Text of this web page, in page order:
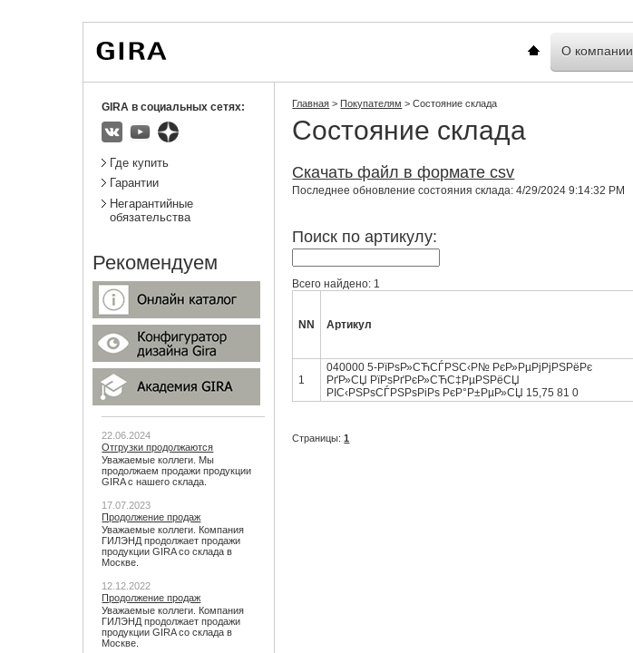
Главная
О компании
Главная > Покупателям > Состояние склада
Состояние склада
Скачать файл в формате csv
Последнее обновление состояния склада: 4/29/2024 9:14:32 PM
Поиск по артикулу:
Всего найдено: 1
NN Артикул
1
040000 5-РїРѕР»СЋСЃРЅС‹Р№ РєР»РµРјРјРЅРёРє
РґР»СЏ РїРѕРґРєР»СЋС‡РµРЅРёСЏ
РІС‹РЅРѕСЃРЅРѕРіРѕ РєР°Р±РµР»СЏ 15,75 81 0
Страницы:1
GIRA в социальных сетях:
Подразделы
Где купить
Гарантии
Негарантийные
обязательства
Рекомендуем
22.06.2024
Отгрузки продолжаются
Уважаемые коллеги. Мы
продолжаем продажи продукции
GIRA с нашего склада.
17.07.2023
Продолжение продаж
Уважаемые коллеги. Компания
ГИЛЭНД продолжает продажи
продукции GIRA со склада в
Москве.
12.12.2022
Продолжение продаж
Уважаемые коллеги. Компания
ГИЛЭНД продолжает продажи
продукции GIRA со склада в
Москве.